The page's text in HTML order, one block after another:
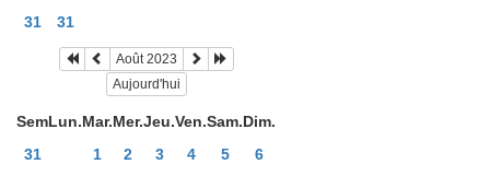
31
31
Août 2023
Aujourd'hui
SemLun.Mar.Mer.Jeu.Ven.Sam.Dim.
31
1 2 3 4 5
6